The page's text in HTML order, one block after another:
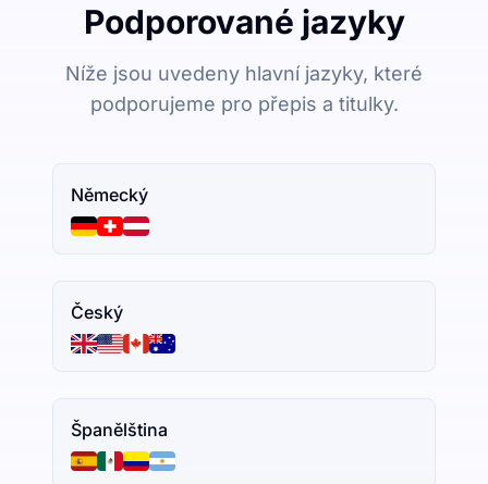
Podporované jazyky
Níže jsou uvedeny hlavní jazyky, které
podporujeme pro přepis a titulky.
Německý
Český
Španělština